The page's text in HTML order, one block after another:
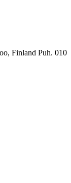
Finland Puh. 010